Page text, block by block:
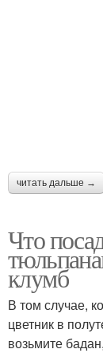
читать дальше →
Что
клумб
В том случае,
цветник в
возьмите